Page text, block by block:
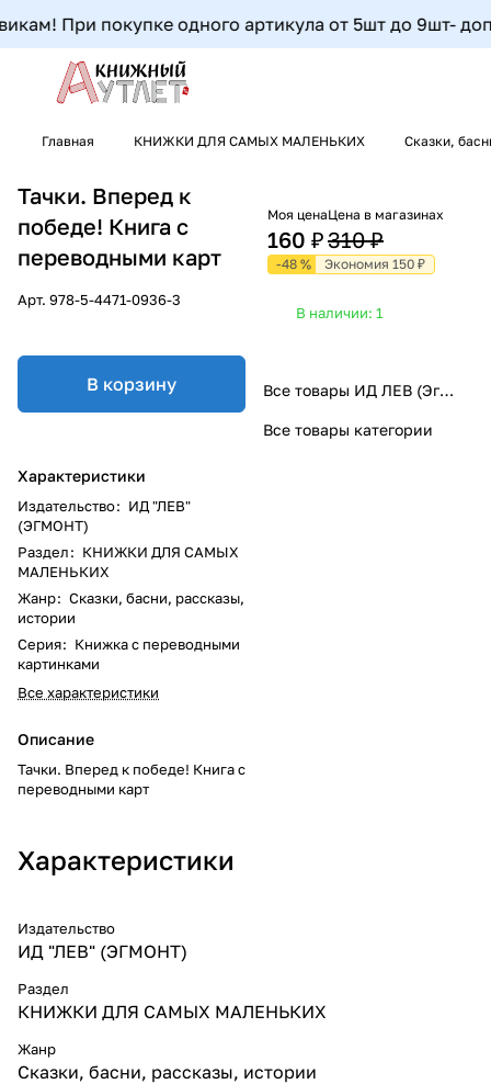
При покупке одного артикула от 5шт до 9шт-
Главная КНИЖКИ ДЛЯ САМЫХ МАЛЕНЬКИХ Сказки,
Тачки. Вперед к
победе! Книга с
переводными карт
Арт. 978-5-4471-0936-3
В корзину
Характеристики
Издательство: ИД "ЛЕВ"
(ЭГМОНТ)
Раздел: КНИЖКИ ДЛЯ САМЫХ
МАЛЕНЬКИХ
Жанр: Сказки, басни, рассказы,
истории
Серия: Книжка с переводными
картинками
Все характеристики
Описание
Тачки. Вперед к победе! Книга с
переводными карт
Моя цена
160 ₽
Цена в магазинах
310 ₽
-48 % Экономия 150 ₽
В наличии: 1
Все товары ИД ЛЕВ (Эгмонт)
Все товары категории
Характеристики
Издательство
ИД "ЛЕВ" (ЭГМОНТ)
Раздел
КНИЖКИ ДЛЯ САМЫХ МАЛЕНЬКИХ
Жанр
Сказки, басни, рассказы, истории